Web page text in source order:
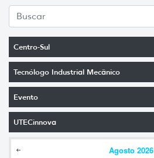
Centro-Sul
Tecnólogo Industrial Mecânico
Evento
UTECinnova
Agosto 2026